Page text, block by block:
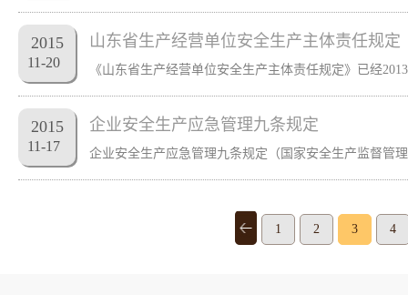
2015
11-20
山东省生产经营单位安全生产主体责任规定
2015
11-17
企业安全生产应急管理九条规定
1 2 3 4